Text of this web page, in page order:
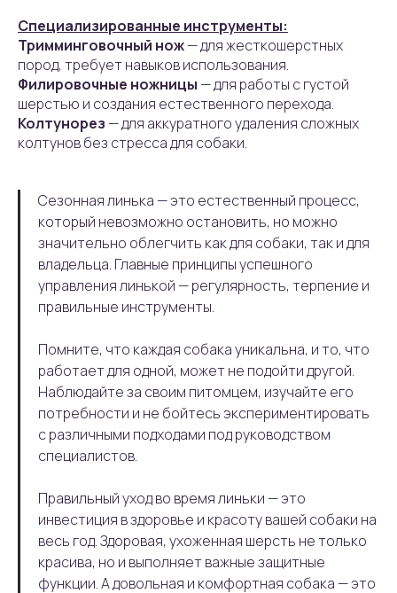
Специализированные инструменты:
Тримминговочный нож— для жесткошерстных
пород, требует навыков использования.
Филировочные ножницы — для работы с густой
шерстью и создания естественного перехода.
Колтунорез — для аккуратного удаления сложных
колтунов без стресса для собаки.
Сезонная линька — это естественный процесс,
который невозможно остановить, но можно
значительно облегчить как для собаки, так и для
владельца. Главные принципы успешного
управления линькой — регулярность, терпение и
правильные инструменты.
Помните, что каждая собака уникальна, и то, что
работает для одной, может не подойти другой.
Наблюдайте за своим питомцем, изучайте его
потребности и не бойтесь экспериментировать
с различными подходами под руководством
специалистов.
Правильный уход во время линьки — это
инвестиция в здоровье и красоту вашей собаки на
весь год. Здоровая, ухоженная шерсть не только
красива, но и выполняет важные защитные
функции. А довольная и комфортная собака — это